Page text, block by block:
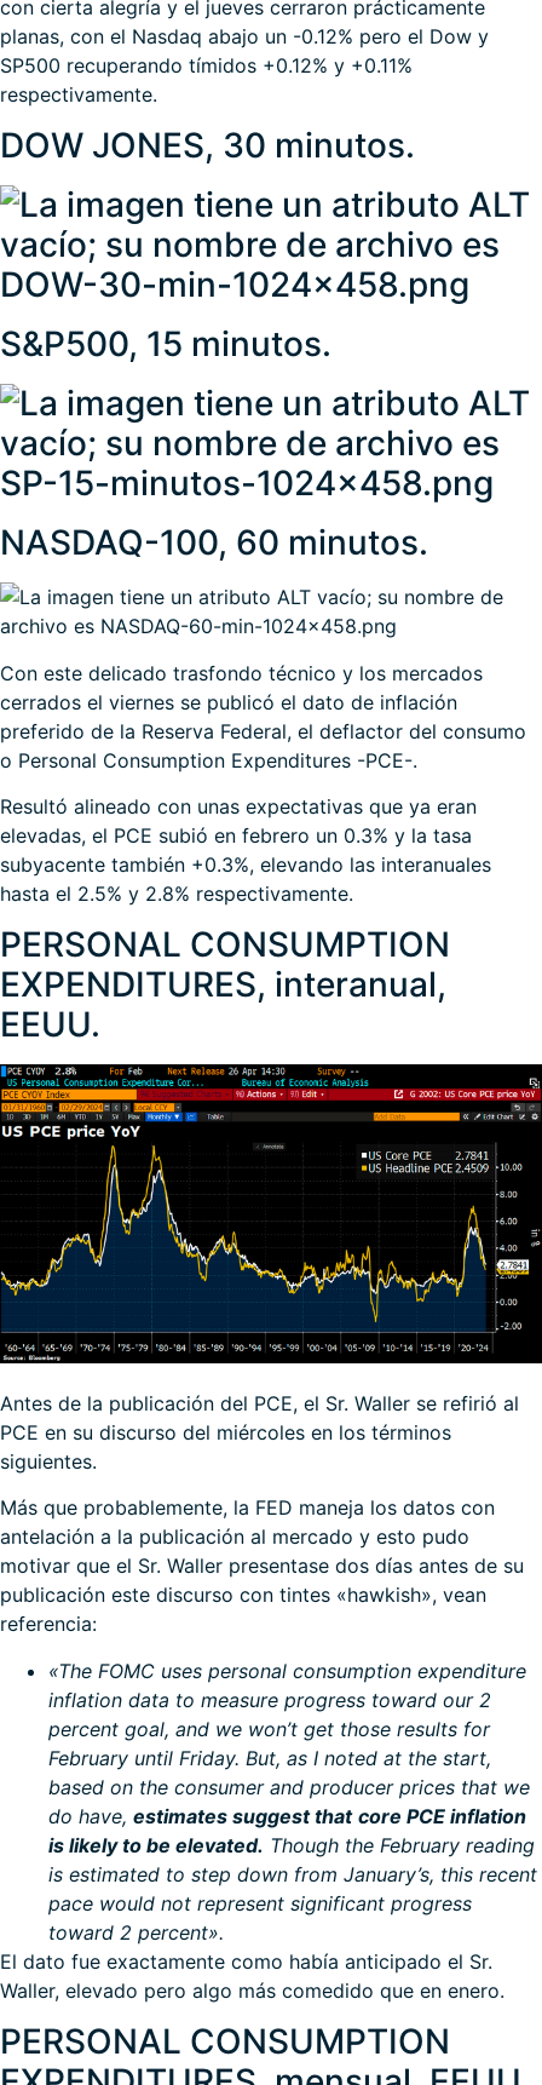
con cierta alegría y el jueves cerraron prácticamente
planas, con el Nasdaq abajo un -0.12% pero el Dow y
SP500 recuperando tímidos +0.12% y +0.11%
respectivamente.
DOW JONES, 30 minutos.
S&P500, 15 minutos.
NASDAQ-100, 60 minutos.
Con este delicado trasfondo técnico y los mercados
cerrados el viernes se publicó el dato de inflación
preferido de la Reserva Federal, el deflactor del consumo
o Personal Consumption Expenditures -PCE-.
Resultó alineado con unas expectativas que ya eran
elevadas, el PCE subió en febrero un 0.3% y la tasa
subyacente también +0.3%, elevando las interanuales
hasta el 2.5% y 2.8% respectivamente.
PERSONAL CONSUMPTION
EXPENDITURES, interanual,
EEUU.
Antes de la publicación del PCE, el Sr. Waller se refirió al
PCE en su discurso del miércoles en los términos
siguientes.
Más que probablemente, la FED maneja los datos con
antelación a la publicación al mercado y esto pudo
motivar que el Sr. Waller presentase dos días antes de su
publicación este discurso con tintes «hawkish», vean
referencia:
«The FOMC uses personal consumption expenditure
inflation data to measure progress toward our 2
percent goal, and we won’t get those results for
February until Friday. But, as I noted at the start,
based on the consumer and producer prices that we
do have, estimates suggest that core PCE inflation
is likely to be elevated. Though the February reading
is estimated to step down from January’s, this recent
pace would not represent significant progress
toward 2 percent».
El dato fue exactamente como había anticipado el Sr.
Waller, elevado pero algo más comedido que en enero.
PERSONAL CONSUMPTION